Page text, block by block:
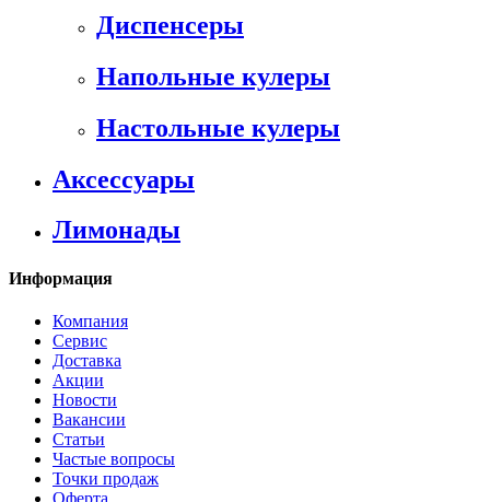
Диспенсеры
Напольные кулеры
Настольные кулеры
Аксессуары
Лимонады
Информация
Компания
Сервис
Доставка
Акции
Новости
Вакансии
Статьи
Частые вопросы
Точки продаж
Оферта